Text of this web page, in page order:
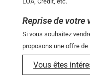
Reprise de votre
Si vous souhaitez
proposons une offre de
Vous êtes